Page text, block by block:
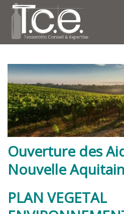
Ouverture des
Nouvelle
PLAN VEGETAL